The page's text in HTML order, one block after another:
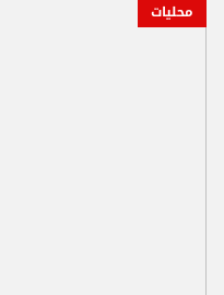
محليات